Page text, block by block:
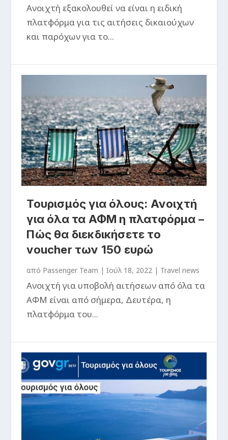
Ανοιχτή εξακολουθεί να είναι η ειδική
πλατφόρμα για τις αιτήσεις δικαιούχων
και παρόχων για το...
Τουρισμός για όλους: Ανοιχτή
για όλα τα ΑΦΜ η πλατφόρμα –
Πώς θα διεκδικήσετε το
voucher των 150 ευρώ
από Passenger Team |Ιούλ 18, 2022 | Travel news
Ανοιχτή για υποβολή αιτήσεων από όλα τα
ΑΦΜ είναι από σήμερα, Δευτέρα, η
πλατφόρμα του...